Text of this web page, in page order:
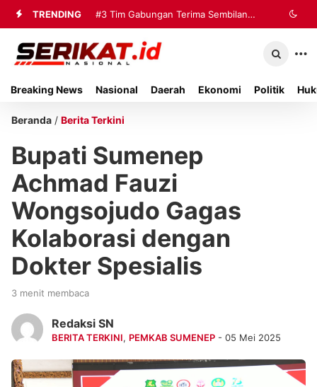
TRENDING #3 Tim Gabungan Terima Sembilan
Korban Evakuasi KM Mutiara Sentosa
Breaking News Nasional Daerah Ekonomi Politik
Beranda / Berita Terkini
Bupati Sumenep
Achmad Fauzi
Wongsojudo Gagas
Kolaborasi dengan
Dokter Spesialis
3 menit membaca
Redaksi SN
BERITA TERKINI, PEMKAB SUMENEP - 05 Mei 2025